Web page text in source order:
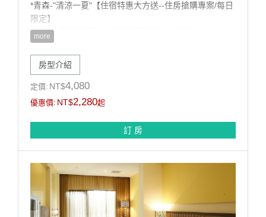
*青森-"清涼一夏"【住宿特惠大方送--住房搶購專案/每日
限定】
*【凡住宿特惠優惠--住房搶購專案】每日限定
*免費精緻早餐二客!!
*免費漫遊腳踏車租借服務
訂購須知:
*本房型限住2位無法加人住宿(含兒童)
more
房型介紹
定價: NT$4,080
優惠價: NT$2,280起
訂 房